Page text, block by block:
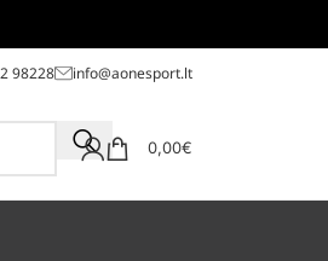
98228 info@aonesport.lt
0,00€